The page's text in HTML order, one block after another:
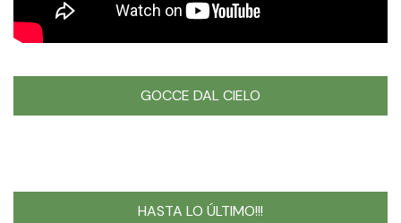
GOCCE DAL CIELO
HASTA LO ÚLTIMO!!!